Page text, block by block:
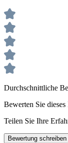
Durchschnittliche
Bewerten Sie
Teilen Sie Ihre
Bewertung schreiben